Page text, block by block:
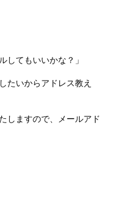
してもいいかな？」
たいからアドレス教え
しますので、メールアド